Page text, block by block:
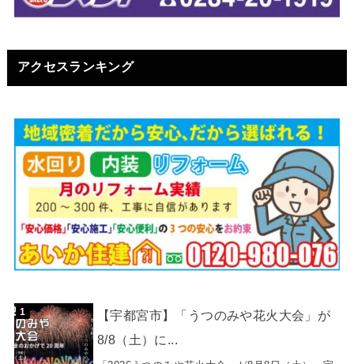
アクセスランキング
【宇都宮市】「うつのみや花火大会」が
8/8（土）に...